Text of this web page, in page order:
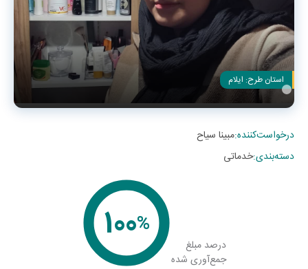
استان طرح: ایلام
درخواست‌کننده:مبینا سیاح
دسته‌بندی:خدماتی
درصد مبلغ
جمع‌آوری شده
%
100